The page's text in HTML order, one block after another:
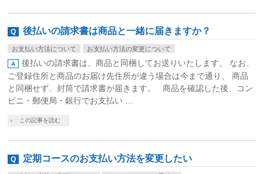
後払いの請求書は商品と一緒に届きますか？
お支払い方法について お支払い方法の変更について
後払いの請求書は、商品と同梱してお送りいたします。 なお、
ご登録住所と商品のお届け先住所が違う場合は今まで通り、 商品
と同梱せず、封筒で請求書が届きます。 商品を確認した後、コン
ビニ・郵便局・銀行でお支払い …
この記事を読む
定期コースのお支払い方法を変更したい